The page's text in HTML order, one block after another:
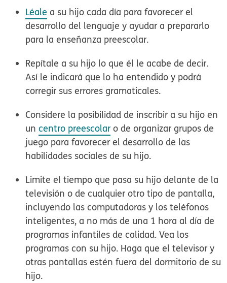
Léale a su hijo cada día para favorecer el
desarrollo del lenguaje y ayudar a prepararlo
para la enseñanza preescolar.
Repítale a su hijo lo que él le acabe de decir.
Así le indicará que lo ha entendido y podrá
corregir sus errores gramaticales.
Considere la posibilidad de inscribir a su hijo en
uncentro preescolaro de organizar grupos de
juego para favorecer el desarrollo de las
habilidades sociales de su hijo.
Limite el tiempo que pasa su hijo delante de la
televisión o de cualquier otro tipo de pantalla,
incluyendo las computadoras y los teléfonos
inteligentes, a no más de una 1 hora al día de
programas infantiles de calidad. Vea los
programas con su hijo. Haga que el televisor y
otras pantallas estén fuera del dormitorio de su
hijo.